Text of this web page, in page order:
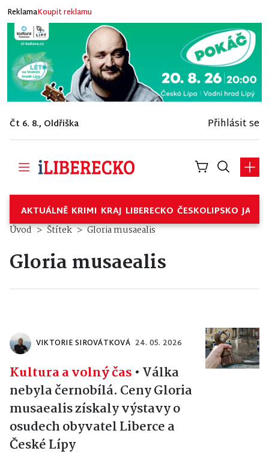
ReklamaKoupit reklamu
Čt 6. 8., Oldřiška Přihlásit se
AKTUÁLNĚ KRIMI KRAJ LIBERECKO ČESKOLIPSKO
Úvod Štítek Gloria musaealis
Gloria musaealis
VIKTORIE SIROVÁTKOVÁ 24. 05. 2026
Kultura a volný čas • Válka
nebyla černobílá. Ceny Gloria
musaealis získaly výstavy o
osudech obyvatel Liberce a
České Lípy